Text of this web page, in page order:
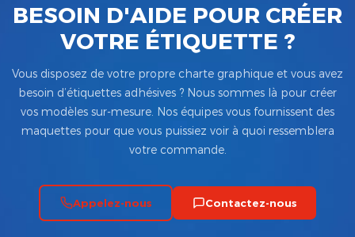
BESOIN D'AIDE POUR CRÉER
VOTRE ÉTIQUETTE ?
Vous disposez de votre propre charte graphique et vous avez
besoin d’étiquettes adhésives ? Nous sommes là pour créer
vos modèles sur-mesure. Nos équipes vous fournissent des
maquettes pour que vous puissiez voir à quoi ressemblera
votre commande.
Appelez-nous Contactez-nous